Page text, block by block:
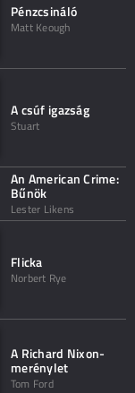
Pénzcsináló
Matt Keough
A csúf igazság
Stuart
An American Crime:
Bűnök
Lester Likens
Flicka
Norbert Rye
A Richard Nixon-
merénylet
Tom Ford